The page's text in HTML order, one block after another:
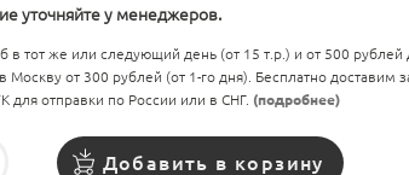
уточняйте у менеджеров.
в тот же или следующий день (от 15 т.р.) и от 500 рублей
Москву от 300 рублей (от 1-го дня). Бесплатно доставим
отправки по России или в СНГ. (подробнее)
Добавить в корзину